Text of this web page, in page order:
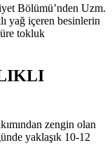
Bölümü’nden Uzm.
yağ içeren besinlerin
tokluk
zengin olan
yaklaşık 10-12